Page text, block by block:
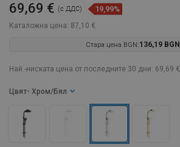
Каталожна цена: 87,10 €
69,69 € (с ДДС) 19,99%
Стара цена BGN:136,19 BGN
Най -ниската цена от последните 30 дни: 69,69 €
Цвят - Хром/Бял